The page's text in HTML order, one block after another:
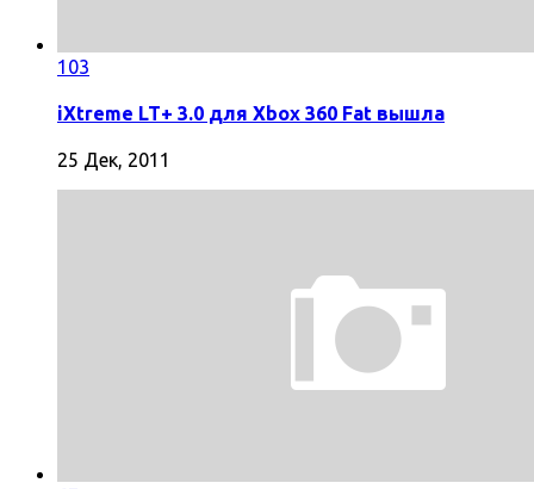
103
iXtreme LT+ 3.0 для Xbox 360 Fat вышла
25 Дек, 2011